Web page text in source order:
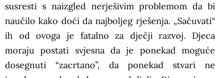
susresti s naizgled nerješivim problemom da bi
naučilo kako doći da najboljeg rješenja. „Sačuvati“
ih od ovoga je fatalno za dječji razvoj. Djeca
moraju postati svjesna da je ponekad moguće
dosegnuti “zacrtano”, da ponekad stvari ne